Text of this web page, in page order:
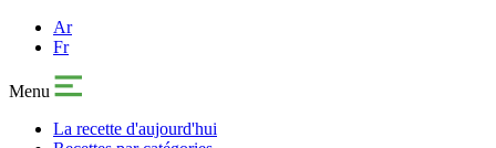
Ar
Fr
Menu
La recette d'aujourd'hui